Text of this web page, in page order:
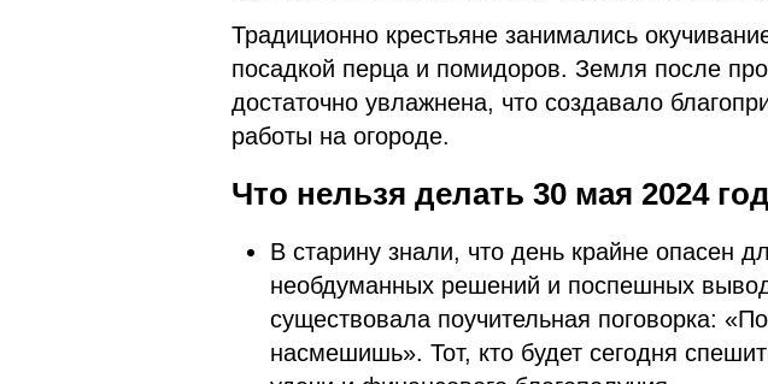
Традиционно крестьяне занимались
посадкой перца и помидоров. Земля после
достаточно увлажнена, что создавало
работы на огороде.
Что нельзя делать 30 мая 2024
В старину знали, что день крайне опасен
необдуманных решений и поспешных
существовала поучительная поговорка:
насмешишь». Тот, кто будет сегодня